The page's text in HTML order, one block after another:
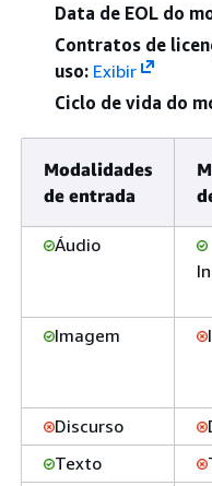
Data de EOL do
Contratos de
uso: Exibir
Ciclo de vida do
Modalidades
de entrada
Áudio
Imagem
Discurso
Texto